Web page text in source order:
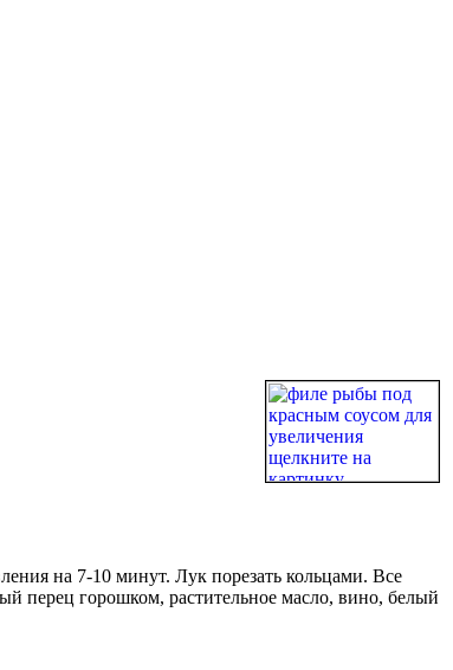
на 7-10 минут. Лук порезать кольцами. Все
перец горошком, растительное масло, вино, белый